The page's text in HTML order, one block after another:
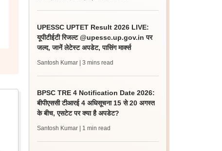
UPESSC UPTET Result 2026 LIVE:
यूपीटीईटी रिजल्ट @upessc.up.gov.in पर
जल्द, जानें लेटेस्ट अपडेट, पासिंग मार्क्स
Santosh Kumar | 3 mins read
BPSC TRE 4 Notification Date 2026:
बीपीएससी टीआरई 4 अधिसूचना 15 से 20 अगस्त
के बीच, एसटेट पर क्या है अपडेट?
Santosh Kumar | 1 min read